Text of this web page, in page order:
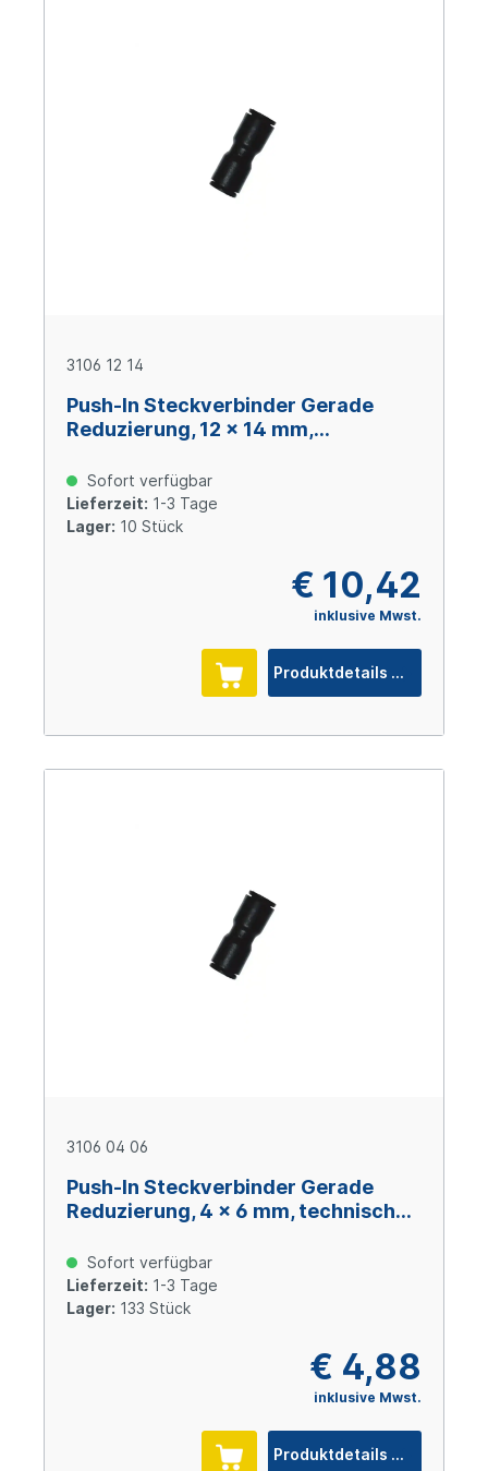
3106 12 14
Push-In Steckverbinder Gerade
Reduzierung, 12 x 14 mm,
Sofort verfügbar
Lieferzeit: 1-3 Tage
Lager: 10 Stück
€ 10,42
inklusive Mwst.
Produktdetails
3106 04 06
Push-In Steckverbinder Gerade
Reduzierung, 4 x 6 mm, technisches
Sofort verfügbar
Lieferzeit: 1-3 Tage
Lager: 133 Stück
€ 4,88
inklusive Mwst.
Produktdetails